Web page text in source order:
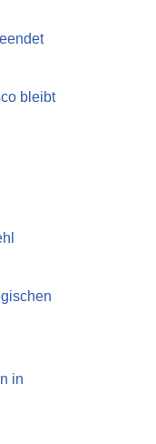
bleibt
in